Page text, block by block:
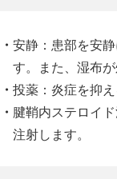
安静：患部を安
す。また、湿布
投薬：炎症を抑
腱鞘内ステロイ
注射します。